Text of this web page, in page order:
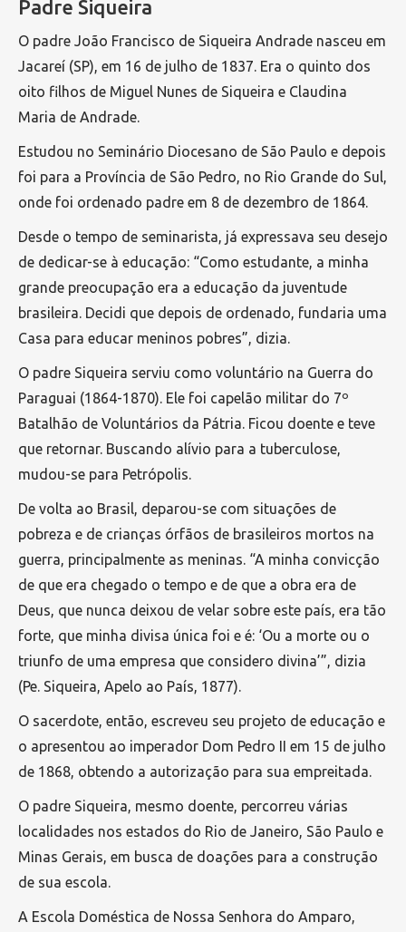
Padre Siqueira
O padre João Francisco de Siqueira Andrade nasceu em
Jacareí (SP), em 16 de julho de 1837. Era o quinto dos
oito filhos de Miguel Nunes de Siqueira e Claudina
Maria de Andrade.
Estudou no Seminário Diocesano de São Paulo e depois
foi para a Província de São Pedro, no Rio Grande do Sul,
onde foi ordenado padre em 8 de dezembro de 1864.
Desde o tempo de seminarista, já expressava seu desejo
de dedicar-se à educação: “Como estudante, a minha
grande preocupação era a educação da juventude
brasileira. Decidi que depois de ordenado, fundaria uma
Casa para educar meninos pobres”, dizia.
O padre Siqueira serviu como voluntário na Guerra do
Paraguai (1864-1870). Ele foi capelão militar do 7º
Batalhão de Voluntários da Pátria. Ficou doente e teve
que retornar. Buscando alívio para a tuberculose,
mudou-se para Petrópolis.
De volta ao Brasil, deparou-se com situações de
pobreza e de crianças órfãos de brasileiros mortos na
guerra, principalmente as meninas. “A minha convicção
de que era chegado o tempo e de que a obra era de
Deus, que nunca deixou de velar sobre este país, era tão
forte, que minha divisa única foi e é: ‘Ou a morte ou o
triunfo de uma empresa que considero divina’”, dizia
(Pe. Siqueira, Apelo ao País, 1877).
O sacerdote, então, escreveu seu projeto de educação e
o apresentou ao imperador Dom Pedro II em 15 de julho
de 1868, obtendo a autorização para sua empreitada.
O padre Siqueira, mesmo doente, percorreu várias
localidades nos estados do Rio de Janeiro, São Paulo e
Minas Gerais, em busca de doações para a construção
de sua escola.
A Escola Doméstica de Nossa Senhora do Amparo,